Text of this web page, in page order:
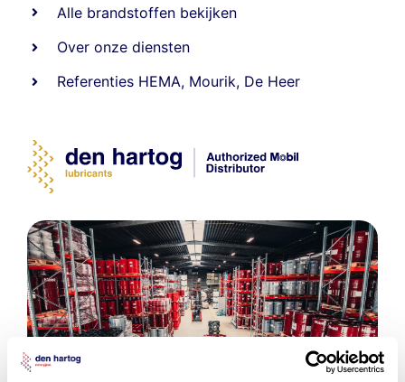
Alle brandstoffen bekijken
Over onze diensten
Referenties HEMA, Mourik, De Heer